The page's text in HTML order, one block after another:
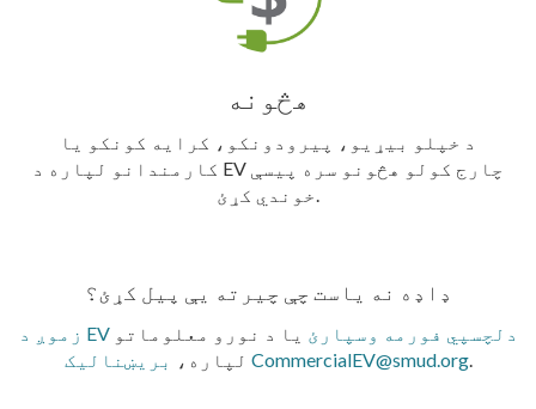
هڅونه
د خپلو بیړیو، پیرودونکو، کرایه کونکو یا
کارمندانو لپاره د EV چارج کولو هڅونو سره پیسې
خوندي کړئ.
ډاډه نه یاست چې چیرته یې پیل کړئ؟
زموږ د EV دلچسپي فورمه وسپارئ یا د نورو معلوماتو
لپاره، بریښنالیک CommercialEV@smud.org.